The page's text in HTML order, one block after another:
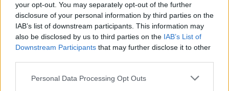
your opt-out. You may separately opt-out of the further
disclosure of your personal information by third parties on the
IAB’s list of downstream participants. This information may
also be disclosed by us to third parties on the IAB’s List of
Downstream Participants that may further disclose it to other
Personal Data Processing Opt Outs
Cím: Nemes Zsófia
Mű-Terem Galéria Kft.
1055 Budapest, Falk Miksa u. 30
Telefon: 36-1-312-2071, 269-4681 269-4681
Bemutatkozás: Kiemelkedő kvalitású 19. és 20. századi magyar